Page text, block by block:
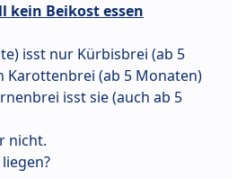
kein Beikost essen
isst nur Kürbisbrei (ab 5
Karottenbrei (ab 5 Monaten)
isst sie (auch ab 5
nicht.